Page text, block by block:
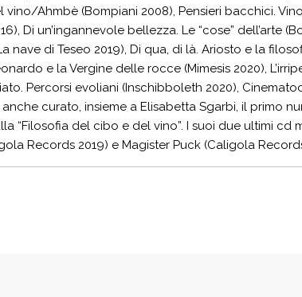
vino/Ahmbè (Bompiani 2008), Pensieri bacchici.
Di un’ingannevole bellezza. Le “cose” dell’arte
nave di Teseo 2019), Di qua, di là. Ariosto e la
e la Vergine delle rocce (Mimesis 2020),
Percorsi evoliani (Inschibboleth 2020),
anche curato, insieme a Elisabetta Sgarbi, il primo
“Filosofia del cibo e del vino”. I suoi due ultimi cd
Records 2019) e Magister Puck (Caligola